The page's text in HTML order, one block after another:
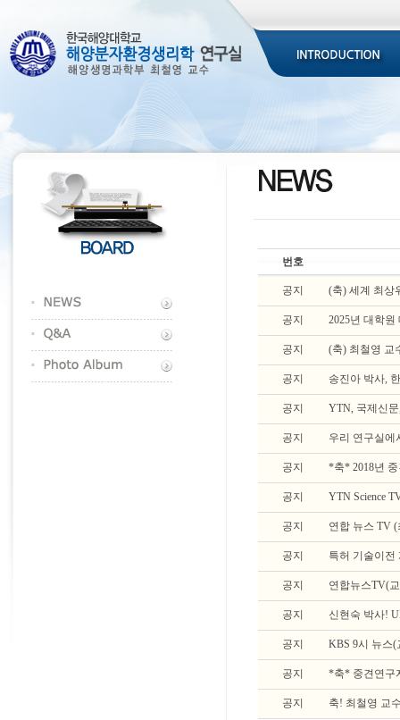
번호
공지 (축) 세계 최상
공지 2025년 대학
공지 (축) 최철영 교
공지 송진아 박사,
공지 YTN, 국제신
공지 우리 연구실에
공지 *축* 2018년
공지 YTN Science
공지 연합 뉴스 TV
공지 특허 기술이전
공지 연합뉴스TV(
공지 신현숙 박사!
공지 KBS 9시 뉴스
공지 *축* 중견연구
공지 축! 최철영 교